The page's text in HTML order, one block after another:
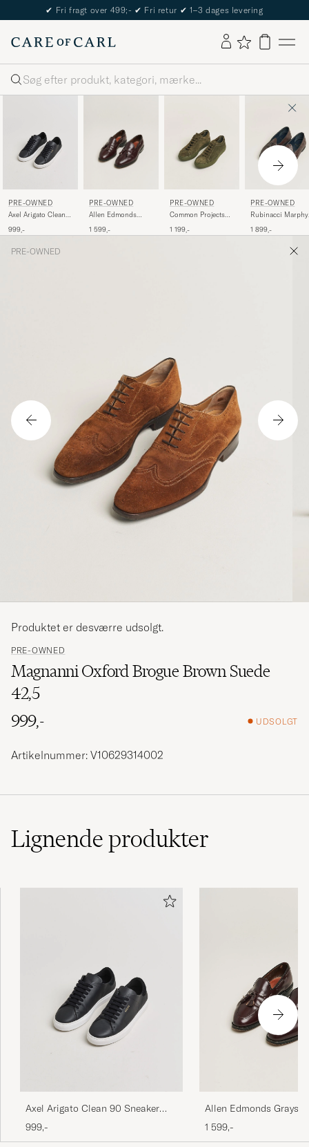
✔ Fri fragt over 499;- ✔ Fri retur ✔ 1–3 dages levering
Søg
PRE-OWNED
Axel Arigato Clean
999,-
PRE-OWNED
Allen Edmonds
Burgundy
1 599,-
PRE-OWNED
Common Projects
Suede Sneaker Army
1 199,-
PRE-OWNED
Rubinacci Marphy
Leather Tassel
1 899,-
PRE-OWNED
PRE-OWNED
Magnanni Oxford Brogue Brown Suede
42,5
999,-
UDSOLGT
Produktet er desværre udsolgt.
Artikelnummer: V10629314002
Lignendeprodukter
Axel Arigato Clean 90 Sneaker
Black 42
999,-
Allen Edmonds
Burgundy US7/EU40
1 599,-